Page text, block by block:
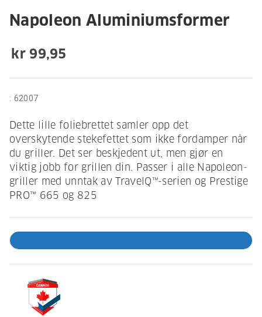
Napoleon Aluminiumsformer
kr 99,95
: 62007
Dette lille foliebrettet samler opp det
overskytende stekefettet som ikke fordamper når
du griller. Det ser beskjedent ut, men gjør en
viktig jobb for grillen din. Passer i alle Napoleon-
griller med unntak av TravelQ™-serien og Prestige
PRO™ 665 og 825